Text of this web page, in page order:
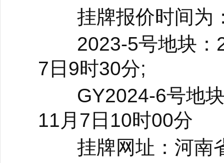
挂牌报价时间为
2023-5号地块：
7日9时30分;
GY2024-6号地块
11月7日10时00分
挂牌网址：河南